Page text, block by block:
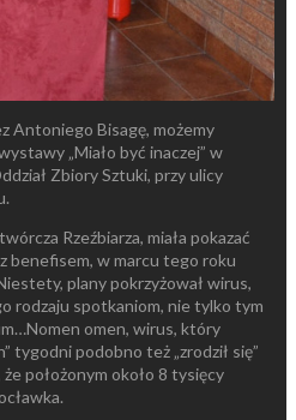
Antoniego Bisagę, możemy
„Miało być inaczej” w
Zbiory Sztuki, przy ulicy
Rzeźbiarza, miała pokazać
benefisem, w marcu tego roku
plany pokrzyżował wirus,
rodzaju spotkaniom, nie tylko tym
omen, wirus, który
tygodni podobno też „zrodził się”
położonym około 8 tysięcy